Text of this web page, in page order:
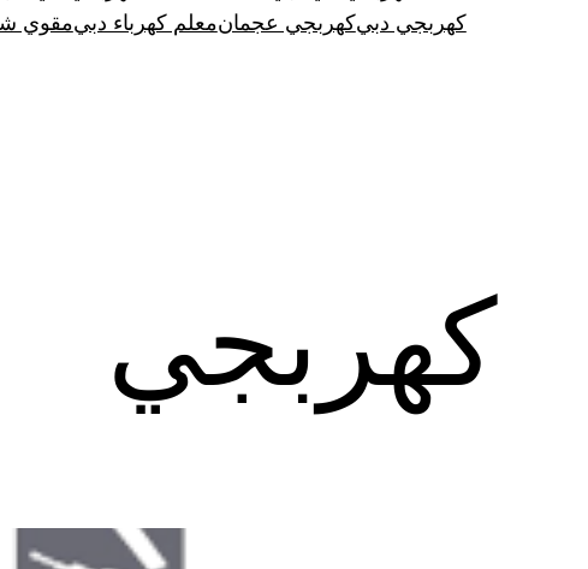
كهربجي دبيكهربجي عجمانمعلم كهرباء دبيمقوي
كهربجي